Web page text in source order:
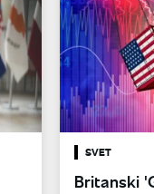
SVET
Britanski